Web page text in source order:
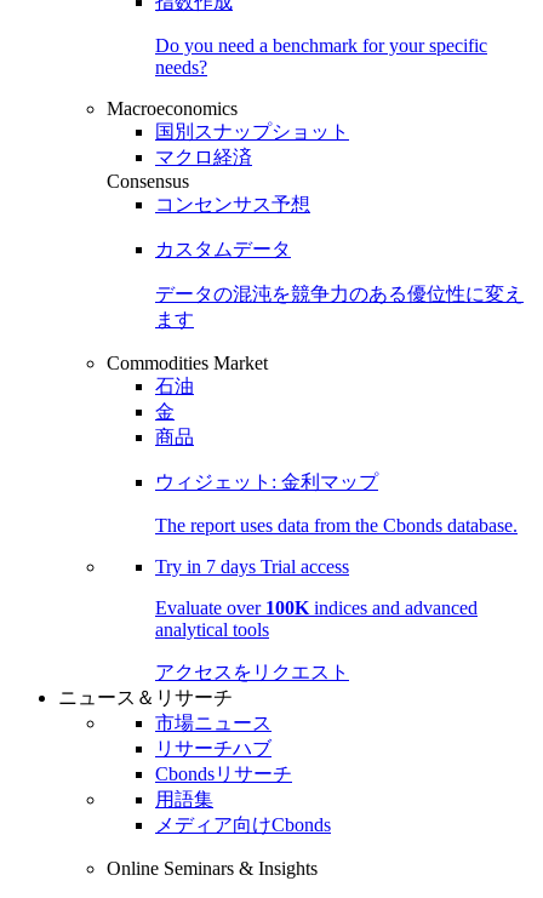
Do you need a benchmark for your specific
needs?
Macroeconomics
国別スナップショット
マクロ経済
Consensus
コンセンサス予想
カスタムデータ
データの混沌を競争力のある優位性に変え
ます
Commodities Market
石油
金
商品
ウィジェット: 金利マップ
The report uses data from the Cbonds database.
Try in 7 days Trial access
Evaluate over 100K indices and advanced
analytical tools
アクセスをリクエスト
ニュース＆リサーチ
市場ニュース
リサーチハブ
Cbondsリサーチ
用語集
メディア向けCbonds
Online Seminars & Insights